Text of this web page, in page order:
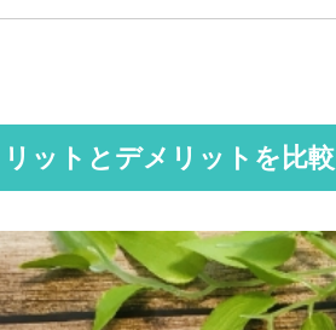
ットとデメリットを比較